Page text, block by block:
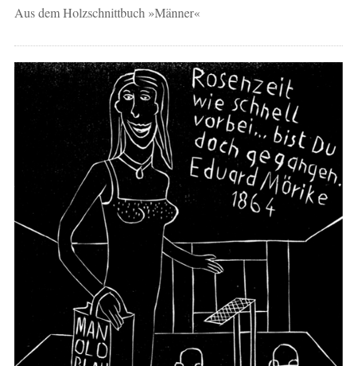
Aus dem Holzschnittbuch »Männer«